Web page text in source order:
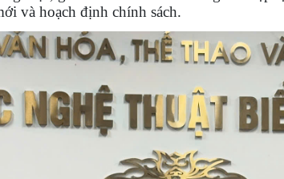
và hoạch định chính sách.